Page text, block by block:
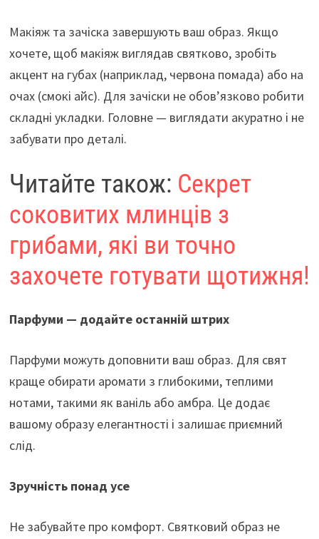
Макіяж та зачіска завершують ваш образ. Якщо
хочете, щоб макіяж виглядав святково, зробіть
акцент на губах (наприклад, червона помада) або на
очах (смокі айс). Для зачіски не обов’язково робити
складні укладки. Головне — виглядати акуратно і не
забувати про деталі.
Читайте також: Секрет
соковитих млинців з
грибами, які ви точно
захочете готувати щотижня!
Парфуми — додайте останній штрих
Парфуми можуть доповнити ваш образ. Для свят
краще обирати аромати з глибокими, теплими
нотами, такими як ваніль або амбра. Це додає
вашому образу елегантності і залишає приємний
слід.
Зручність понад усе
Не забувайте про комфорт. Святковий образ не